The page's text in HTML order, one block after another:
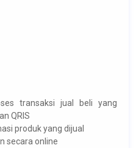
transaksi jual beli yang
QRIS
produk yang dijual
secara online